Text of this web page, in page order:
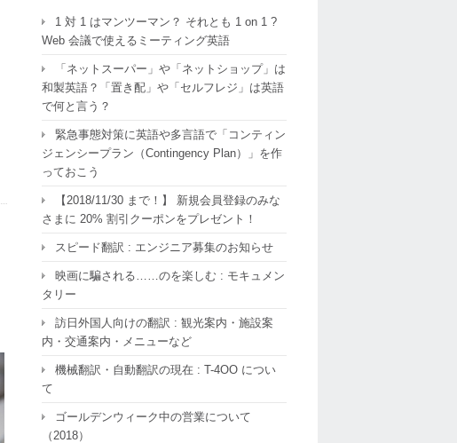
1 対 1 はマンツーマン？ それとも 1 on 1 ?
Web 会議で使えるミーティング英語
「ネットスーパー」や「ネットショップ」は
和製英語？「置き配」や「セルフレジ」は英語
で何と言う？
緊急事態対策に英語や多言語で「コンティン
ジェンシープラン（Contingency Plan）」を作
っておこう
【2018/11/30 まで！】 新規会員登録のみな
さまに 20% 割引クーポンをプレゼント！
スピード翻訳 : エンジニア募集のお知らせ
映画に騙される……のを楽しむ : モキュメン
タリー
訪日外国人向けの翻訳 : 観光案内・施設案
内・交通案内・メニューなど
機械翻訳・自動翻訳の現在 : T-4OO につい
て
ゴールデンウィーク中の営業について
（2018）